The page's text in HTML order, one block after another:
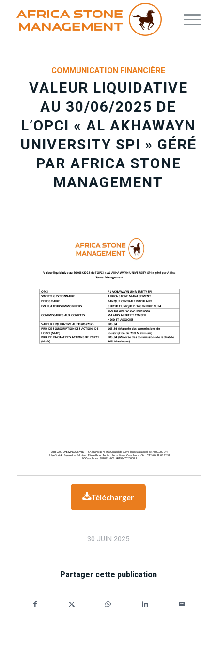
COMMUNICATION FINANCIÈRE
VALEUR LIQUIDATIVE
AU 30/06/2025 DE
L’OPCI « AL AKHAWAYN
UNIVERSITY SPI » GÉRÉ
PAR AFRICA STONE
MANAGEMENT
Télécharger
30 JUIN 2025
Partager cette publication